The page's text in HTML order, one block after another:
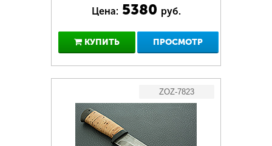
Цена: 5380 руб.
КУПИТЬ ПРОСМОТР
ZOZ-7823